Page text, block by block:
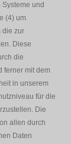
und
(4) um
die zur
Diese
die
ferner mit dem
in unserem
für die
Die
allen durch
Daten